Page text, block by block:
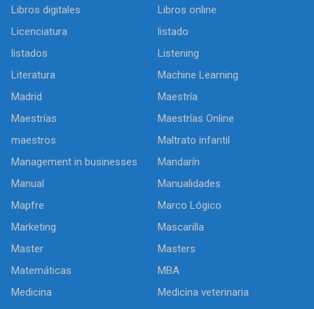
Libros digitales
Libros online
Licenciatura
listado
listados
Listening
Literatura
Machine Learning
Madrid
Maestría
Maestrías
Maestrías Online
maestros
Maltrato infantil
Management in businesses
Mandarín
Manual
Manualidades
Mapfre
Marco Lógico
Marketing
Mascarilla
Master
Masters
Matemáticas
MBA
Medicina
Medicina veterinaria